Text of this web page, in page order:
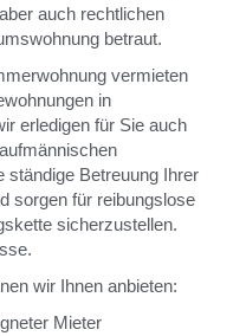
auch rechtlichen
betraut.
vermieten
in
erledigen für Sie auch
ständige Betreuung Ihrer
sorgen für reibungslose
sicherzustellen.
wir Ihnen anbieten:
Mieter